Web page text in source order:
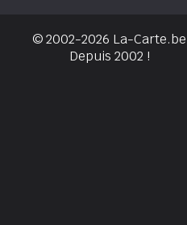
© 2002-2026 La-Carte.be
Depuis 2002 !